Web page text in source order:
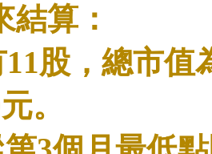
結算：
股，總市值
。